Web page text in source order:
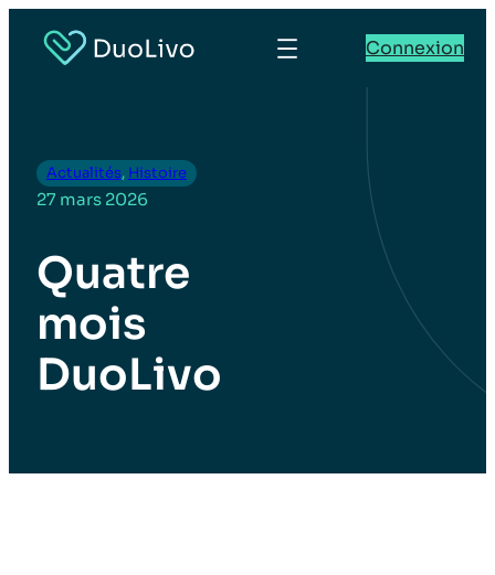
Connexion
Actualités, Histoire
27 mars 2026
Quatre
mois
DuoLivo